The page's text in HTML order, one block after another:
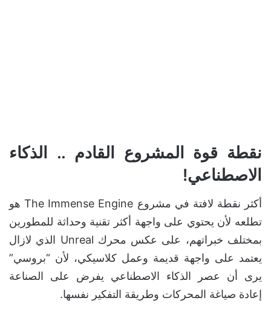
نقطة قوة المشروع القادم .. الذكاء
الاصطناعي!
أكثر نقطة لافتة في مشروع The Immense Engine هو
تطلعه لأن يحتوي على واجهة أكثر تقنية وحداثة للمطورين
بمختلف خبراتهم، على عكس محرك Unreal الذي لازال
يعتمد على واجهة قديمة وعمل كلاسيكي، لأن “بروسي”
يرى أن عصر الذكاء الاصطناعي يفرض على الصناعة
إعادة صياغة المحركات وطريقة التفكير نفسها.